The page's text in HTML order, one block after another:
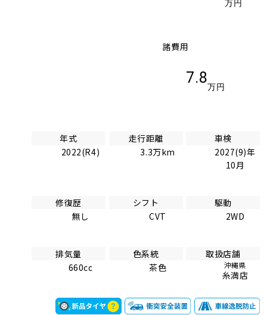
万円
諸費用
7.8
万円
年式
2022(R4)
走行距離
3.3万km
車検
2027(9)年
10月
修復歴
無し
シフト
CVT
駆動
2WD
排気量
660cc
色系統
茶色
取扱店舗
沖縄県
糸満店